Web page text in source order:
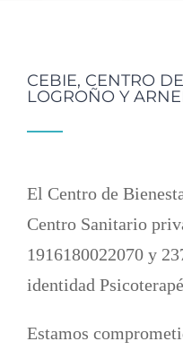
CEBIE, CENTRO
LOGROÑO Y
El Centro de
Centro Sanitario
1916180022070 y
identidad
Estamos